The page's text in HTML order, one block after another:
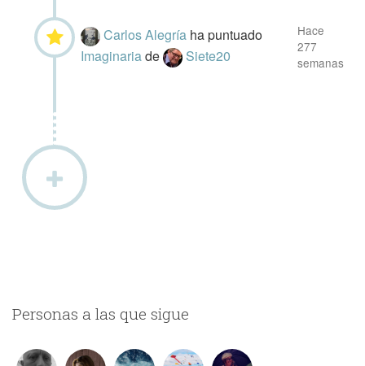
Carlos Alegría ha puntuado
Imaginariade Siete20
Hace
277
semanas
Personas a las que sigue